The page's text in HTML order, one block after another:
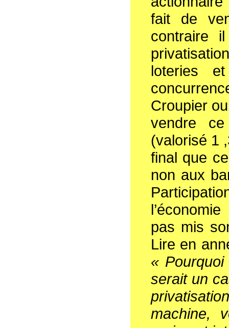
fait de
contraire
loteries
Croupier
vendre
(valorisé 1
final que
non aux
pas mis
Lire en
«
serait un
machine,